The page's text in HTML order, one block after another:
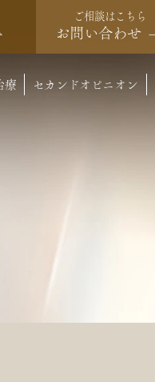
ご相談はこちら
お問い合わせ
療 セカンドオピニオン